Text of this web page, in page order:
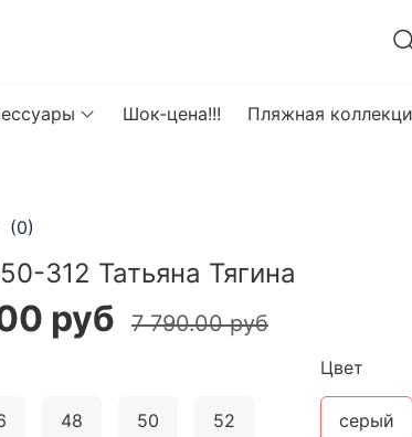
Шок-цена!!! Пляжная
(0)
312 Татьяна Тягина
руб 7 790.00 руб
48 50 52
Цвет
серый